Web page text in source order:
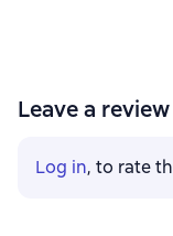
Leave a review
Log in, to rate